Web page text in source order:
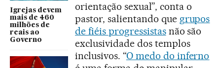
Igrejas devem
mais de 460
milhões de
reais ao
Governo
orientação sexual”, conta o
pastor, salientando que grupos
de fiéis progressistasnão são
exclusividade dos templos
inclusivos. “O medo do inferno